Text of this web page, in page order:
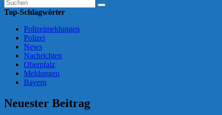
Top-Schlagwörter
Polizeimeldungen
Polizei
News
Nachrichten
Oberpfalz
Meldungen
Bayern
Neuester Beitrag